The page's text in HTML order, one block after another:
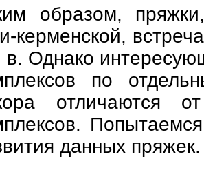
образом,
керменской,
в. Однако
по
отличаются
данных пряжек.